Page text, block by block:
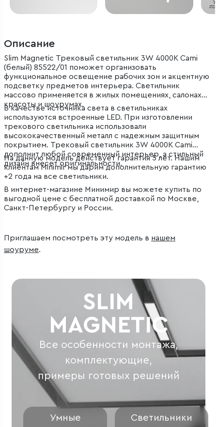
Описание
Slim Magnetic Трековый светильник 3W 4000K Cami
(белый) 85522/01 поможет организовать
функциональное освещение рабочих зон и акцентную
подсветку предметов интерьера. Светильник
массово применяется в жилых помещениях, салонах
красоты и шоурумах.
В качестве источника света в светильниках
используются встроенные LED. При изготовлении
трекового светильника использовали
высококачественный металл с надежным защитным
покрытием. Трековый светильник 3W 4000K Cami
дополнит любой современный интерьер, а стильный
дизайн внесет оригинальности.
На данную модель действует гарантия 5 лет. Нашим
клиентам Minimir мы дарим дополнительную гарантию
+2 года на все светильники.
В интернет-магазине Минимир вы можете купить по
выгодной цене с бесплатной доставкой по Москве,
Санкт-Петербургу и России.
Приглашаем посмотреть эту модель в нашем
шоуруме.
SLIM
MAGNETIC
Все особенности монтажа,
комплектующие,
примеры готовых решений
Умные
Светильники